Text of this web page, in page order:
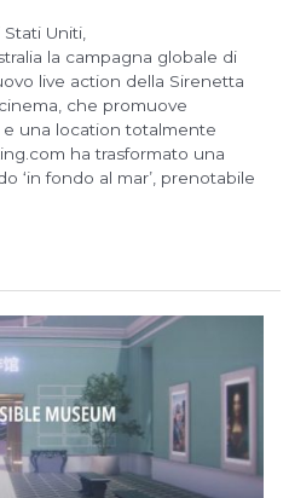
Uniti,
la campagna globale di
live action della Sirenetta
che promuove
una location totalmente
ha trasformato una
‘in fondo al mar’, prenotabile